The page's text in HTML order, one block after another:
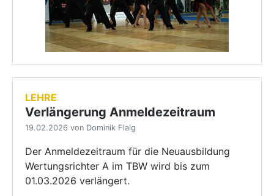
LEHRE
Verlängerung Anmeldezeitraum
19.02.2026 von Dominik Flaig
Der Anmeldezeitraum für die Neuausbildung
Wertungsrichter A im TBW wird bis zum
01.03.2026 verlängert.